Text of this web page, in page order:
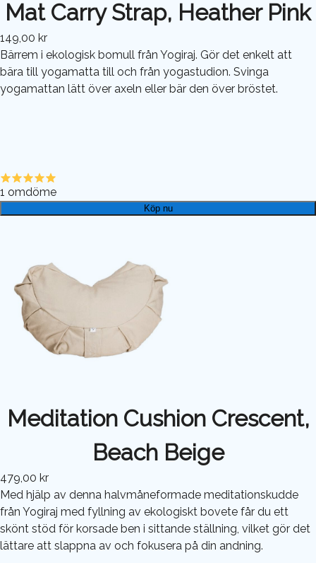
Mat Carry Strap, Heather Pink
149,00 kr
Bärrem i ekologisk bomull från Yogiraj. Gör det enkelt att
bära till yogamatta till och från yogastudion. Svinga
yogamattan lätt över axeln eller bär den över bröstet.
1 omdöme
Köp nu
Meditation Cushion Crescent,
Beach Beige
479,00 kr
Med hjälp av denna halvmåneformade meditationskudde
från Yogiraj med fyllning av ekologiskt bovete får du ett
skönt stöd för korsade ben i sittande ställning, vilket gör det
lättare att slappna av och fokusera på din andning.